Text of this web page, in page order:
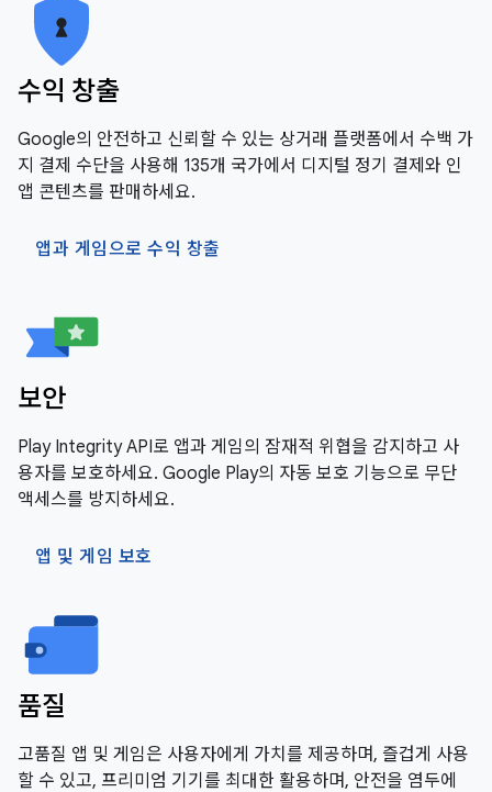
수익 창출
Google의 안전하고 신뢰할 수 있는 상거래 플랫폼에서 수백 가
지 결제 수단을 사용해 135개 국가에서 디지털 정기 결제와 인
앱 콘텐츠를 판매하세요.
앱과 게임으로 수익 창출
보안
Play Integrity API로 앱과 게임의 잠재적 위협을 감지하고 사
용자를 보호하세요. Google Play의 자동 보호 기능으로 무단
액세스를 방지하세요.
앱 및 게임 보호
품질
고품질 앱 및 게임은 사용자에게 가치를 제공하며, 즐겁게 사용
할 수 있고, 프리미엄 기기를 최대한 활용하며, 안전을 염두에